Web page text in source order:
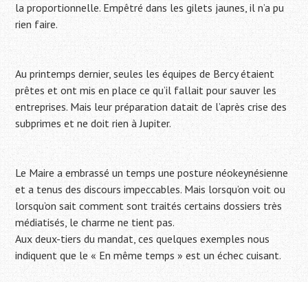
la proportionnelle. Empêtré dans les gilets jaunes, il n’a pu
rien faire.
Au printemps dernier, seules les équipes de Bercy étaient
prêtes et ont mis en place ce qu’il fallait pour sauver les
entreprises. Mais leur préparation datait de l’après crise des
subprimes et ne doit rien à Jupiter.
Le Maire a embrassé un temps une posture néokeynésienne
et a tenus des discours impeccables. Mais lorsqu’on voit ou
lorsqu’on sait comment sont traités certains dossiers très
médiatisés, le charme ne tient pas.
Aux deux-tiers du mandat, ces quelques exemples nous
indiquent que le « En même temps » est un échec cuisant.